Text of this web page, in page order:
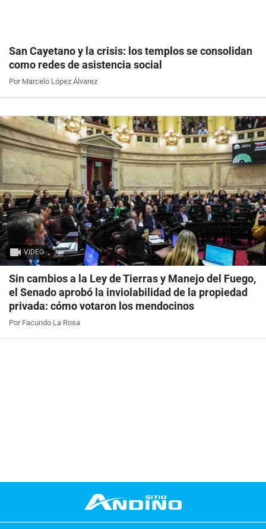
San Cayetano y la crisis: los templos se consolidan
como redes de asistencia social
Por Marcelo López Álvarez
VIDEO
Sin cambios a la Ley de Tierras y Manejo del Fuego,
el Senado aprobó la inviolabilidad de la propiedad
privada: cómo votaron los mendocinos
Por Facundo La Rosa